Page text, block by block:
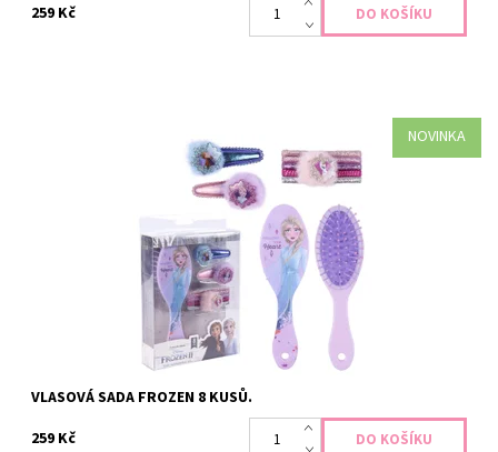
259 Kč
NOVINKA
Sada obsahuje 1x hřeben, 2x sponku do vlasů a 5x gumičky vše z
4185
VLASOVÁ SADA FROZEN 8 KUSŮ.
259 Kč